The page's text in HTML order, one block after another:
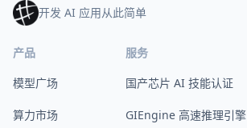
开发 AI 应用从此简单
产品
模型广场
算力市场
服务
国产芯片 AI 技能认证
GIEngine 高速推理引擎